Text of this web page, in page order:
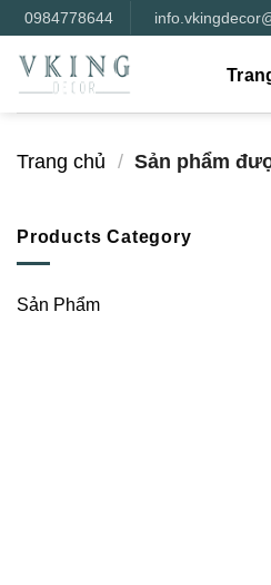
qua
nội
dung
0984778644
Trang chủ / Sản phẩm
Products Category
Sản Phẩm